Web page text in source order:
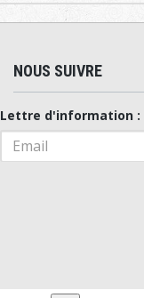
NOUS SUIVRE
Lettre d'information :